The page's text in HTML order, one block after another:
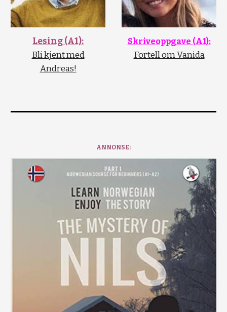
Lesing (A1):
Bli kjent med
Andreas!
Skriveoppgave (A1):
Fortell om Vanida
ANNONSE: